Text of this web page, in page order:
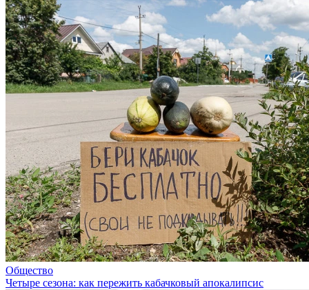
Общество
Четыре сезона: как пережить кабачковый апокалипсис